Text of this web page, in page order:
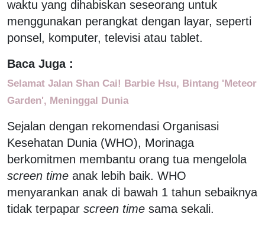
waktu yang dihabiskan seseorang untuk
menggunakan perangkat dengan layar, seperti
ponsel, komputer, televisi atau tablet.
Baca Juga :
Selamat Jalan Shan Cai! Barbie Hsu, Bintang 'Meteor
Garden', Meninggal Dunia
Sejalan dengan rekomendasi Organisasi
Kesehatan Dunia (WHO), Morinaga
berkomitmen membantu orang tua mengelola
screen time anak lebih baik. WHO
menyarankan anak di bawah 1 tahun sebaiknya
tidak terpapar screen time sama sekali.